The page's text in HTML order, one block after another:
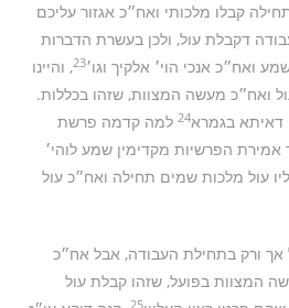
קבלו מלכותי ואח״כ אגזור עליכם
דקבלת עול, ולכן בעשרת הדברות
ואח״כ אנכי הוי׳ אלקיך וגו׳23, והיינו
ואח״כ מעשה המצוות, שזהו בכללות.
דאיתא בגמרא24 למה קדמה פרשת
הפרשיות מקדימין שמע לוהי׳
עול מלכות שמים תחילה ואח״כ עול
אך ורק בתחילת העבודה, אבל אח״כ
המצוות בפועל, שזהו קבלת עול
25